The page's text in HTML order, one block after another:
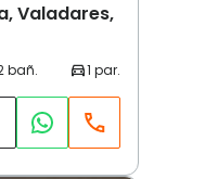
Valadares,